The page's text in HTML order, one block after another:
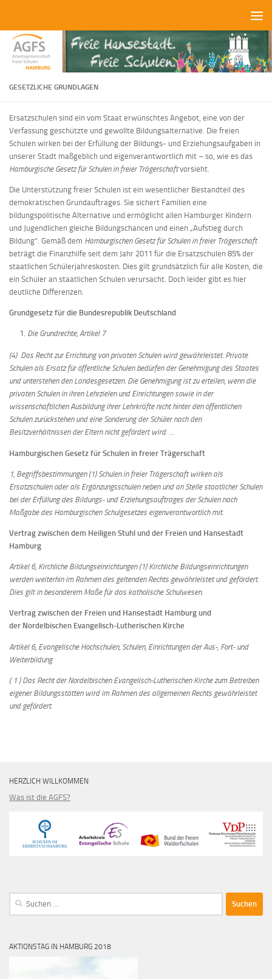
GESETZLICHE GRUNDLAGEN
Ersatzschulen sind ein vom Staat erwünschtes Angebot, eine von der
Verfassung geschützte und gewollte Bildungsalternative. Die freien
Schulen wirken bei der Erfüllung der Bildungs- und Erziehungsaufgaben in
unserer Stadt maßgeblich und eigenverantwortlich mit – so, wie es das
Hamburgische Gesetz für Schulen in freier Trägerschaftvorsieht.
Die Unterstützung freier Schulen ist ein wesentlicher Bestandteil des
demokratischen Grundauftrages. Sie sichert Familien eine
bildungspolitische Alternative und ermöglicht allen Hamburger Kindern
und Jugendlichen gleiche Bildungschancen und einen „Aufstieg durch
Bildung“. Gemäß dem Hamburgischen Gesetz für Schulen in freier Trägerschaft
beträgt die Finanzhilfe seit dem Jahr 2011 für die Ersatzschulen 85% der
staatlichen Schülerjahreskosten. Dies gilt grundsätzlich für alle Kosten, die
ein Schüler an staatlichen Schulen verursacht. Doch leider gibt es hier
deutliche Differenzen.
Grundgesetz für die Bundesrepublik Deutschland
Die Grundrechte, Artikel 7
(4) Das Recht zur Errichtung von privaten Schulen wird gewährleistet. Private
Schulen als Ersatz für öffentliche Schulen bedürfen der Genehmigung des Staates
und unterstehen den Landesgesetzen. Die Genehmigung ist zu erteilen, wenn die
privaten Schulen in ihren Lehrzielen und Einrichtungen sowie in der
wissenschaftlichen Ausbildung ihrer Lehrkräfte nicht hinter den öffentlichen
Schulen zurückstehen und eine Sonderung der Schüler nach den
Besitzverhältnissen der Eltern nicht gefördert wird. …
Hamburgischen Gesetz für Schulen in freier Trägerschaft
1, Begriffsbestimmungen (1) Schulen in freier Trägerschaft wirken als
Ersatzschulen oder als Ergänzungsschulen neben und an Stelle staatlicher Schulen
bei der Erfüllung des Bildungs- und Erziehungsauftrages der Schulen nach
Maßgabe des Hamburgischen Schulgesetzes eigenverantwortlich mit.
Vertrag zwischen dem Heiligen Stuhl und der Freien und Hansestadt
Hamburg
Artikel 6, Kirchliche Bildungseinrichtungen (1) Kirchliche Bildungseinrichtungen
werden weiterhin im Rahmen des geltenden Rechts gewährleistet und gefördert.
Dies gilt in besonderem Maße für das katholische Schulwesen.
Vertrag zwischen der Freien und Hansestadt Hamburg und
der Nordelbischen Evangelisch-Lutherischen Kirche
Artikel 6, Evangelische Hochschulen, Schulen, Einrichtungen der Aus-, Fort- und
Weiterbildung
( 1 ) Das Recht der Nordelbischen Evangelisch-Lutherischen Kirche zum Betreiben
eigener Bildungsstätten wird im Rahmen des allgemeinen Rechts gewährleistet
und gefördert.
HERZLICH WILLKOMMEN
Was ist die AGFS?
Suche
AKTIONSTAG IN HAMBURG 2018